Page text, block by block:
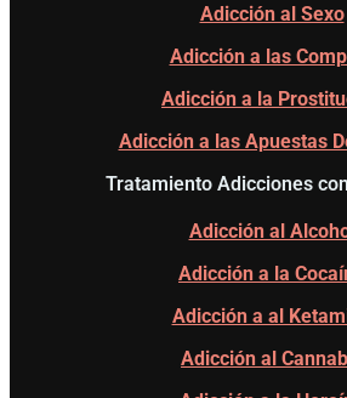
Adicción al Sexo
Adicción a las
Adicción a la
Adicción a las Apuestas
Tratamiento Adicciones
Adicción al
Adicción a la
Adicción a al
Adicción al